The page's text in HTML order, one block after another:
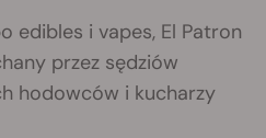
edibles i vapes, El Patron
przez sędziów
hodowców i kucharzy